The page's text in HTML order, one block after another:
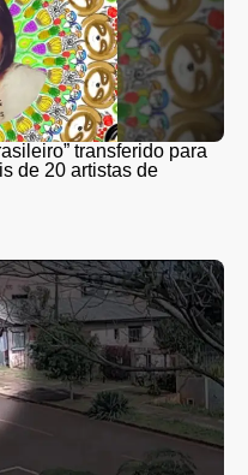
transferido para
de 20 artistas de